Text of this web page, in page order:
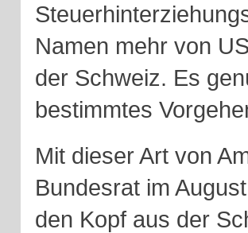
Namen mehr von
der Schweiz. Es
bestimmtes
Mit dieser Art von
Bundesrat im
den Kopf aus der